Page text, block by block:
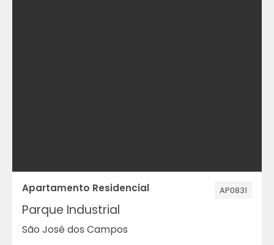
Apartamento Residencial AP0831
Parque Industrial
São José dos Campos